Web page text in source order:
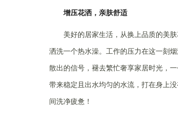
增压花洒，亲肤舒适
美好的居家生活，从换上品质的美
洒洗一个热水澡。工作的压力在这一刻
散出的信号，褪去繁忙奢享家居时光，
带来稳定且出水均匀的水流，打在身上
间洗净疲惫！